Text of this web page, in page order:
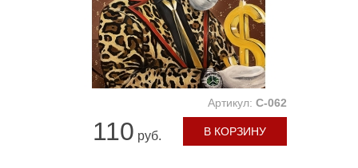
Артикул: C-062
110 руб. В КОРЗИНУ